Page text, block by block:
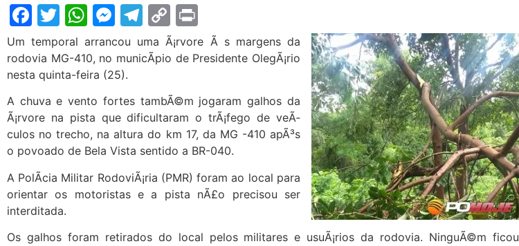
Facebook
Twitter
WhatsApp
Messenger
Telegram
Copy
Link
Um temporal arrancou uma Ã¡rvore Ã s margens da
rodovia MG-410, no municÃ­pio de Presidente OlegÃ¡rio
nesta quinta-feira (25).
A chuva e vento fortes tambÃ©m jogaram galhos da
Ã¡rvore na pista que dificultaram o trÃ¡fego de veÃ­
culos no trecho, na altura do km 17, da MG -410 apÃ³s
o povoado de Bela Vista sentido a BR-040.
A PolÃ­cia Militar RodoviÃ¡ria (PMR) foram ao local para
orientar os motoristas e a pista nÃ£o precisou ser
interditada.
Os galhos foram retirados do local pelos militares e usuÃ¡rios da rodovia. NinguÃ©m ficou